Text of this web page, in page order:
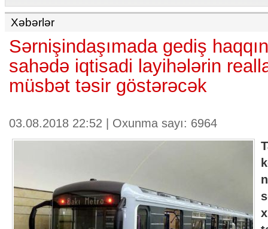
Xəbərlər
Sərnişindaşımada gediş
sahədə iqtisadi layihələrin
müsbət təsir göstərəcək
03.08.2018 22:52 | Oxunma sayı: 6964